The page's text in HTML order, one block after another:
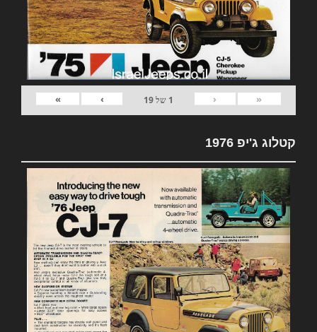
«
‹
1 של19
›
»
קטלוג ג'יפ 1976